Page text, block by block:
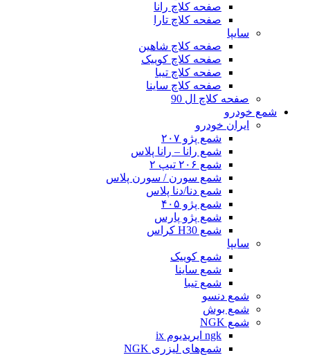
صفحه کلاچ رانا
صفحه کلاچ تارا
سایپا
صفحه کلاچ شاهین
صفحه کلاچ کوییک
صفحه کلاچ تیبا
صفحه کلاچ ساینا
صفحه کلاچ ال 90
شمع خودرو
ایران خودرو
شمع پژو ۲۰۷
شمع رانا – رانا پلاس
شمع ۲۰۶ تیپ ۲
شمع سورن / سورن پلاس
شمع دنا/دنا پلاس
شمع پژو ۴۰۵
شمع پژو پارس
شمع H30 کراس
سایپا
شمع کوییک
شمع ساینا
شمع تیبا
شمع دنسو
شمع بوش
شمع NGK
ngk ایریدیوم ix
شمع‌های لیزری NGK